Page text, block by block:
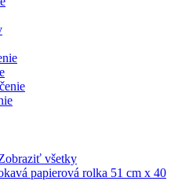
všetky